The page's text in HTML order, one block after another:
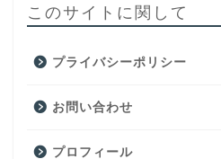
このサイトに関して
プライバシーポリシー
お問い合わせ
プロフィール